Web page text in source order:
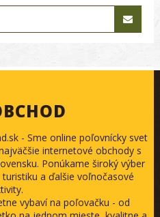
- Sme online poľovnícky svet
internetové obchody s
Ponúkame široký výber
a ďalšie voľnočasové
vybaví na poľovačku - od